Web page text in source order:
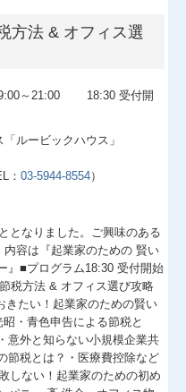
方法 & オフィス選
～21:00 18:30 受付開
ルービックハウス」
：03-5944-8554）
となりました。ご興味のある
容は『起業家のための 賢い
』■プログラム18:30 受付開始
税方法 & オフィス選び攻略
きたい！起業家のための賢い
・青色申告による節税と
意外と知らない小規模企業共
節税とは？・医療費控除など
しない！起業家のための初め